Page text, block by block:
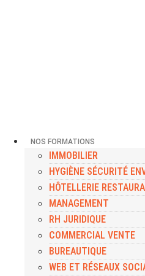
NOS FORMATIONS
IMMOBILIER
HYGIÈNE SÉCURITÉ
HÔTELLERIE
MANAGEMENT
RH JURIDIQUE
COMMERCIAL VENTE
BUREAUTIQUE
WEB ET RÉSEAUX